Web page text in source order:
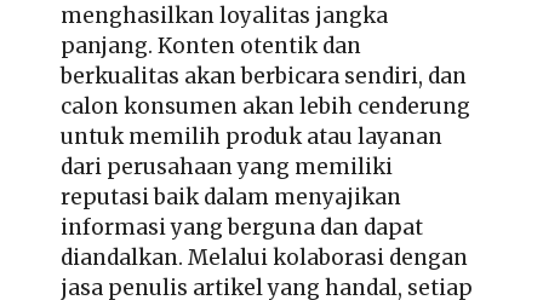
menghasilkan loyalitas jangka
panjang. Konten otentik dan
berkualitas akan berbicara sendiri, dan
calon konsumen akan lebih cenderung
untuk memilih produk atau layanan
dari perusahaan yang memiliki
reputasi baik dalam menyajikan
informasi yang berguna dan dapat
diandalkan. Melalui kolaborasi dengan
jasa penulis artikel yang handal, setiap